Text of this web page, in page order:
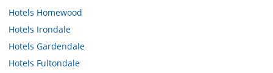
Hotels Homewood
Hotels Irondale
Hotels Gardendale
Hotels Fultondale